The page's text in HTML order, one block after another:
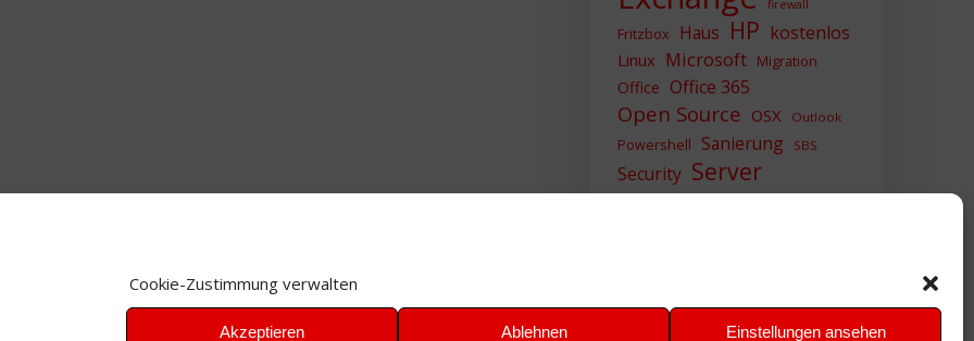
Cookie-Zustimmung verwalten
Akzeptieren Ablehnen Einstellungen ansehen
firewall
Fritzbox Haus HP kostenlos
Linux Microsoft Migration
Office Office 365
Open Source OSX Outlook
Powershell Sanierung SBS
Security Server
Sicherheit SIEM
VMWare VPN WAZUH